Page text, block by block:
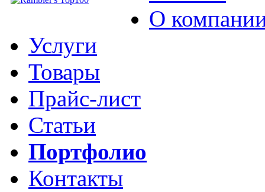
О
Услуги
Товары
Прайс-лист
Статьи
Портфолио
Контакты